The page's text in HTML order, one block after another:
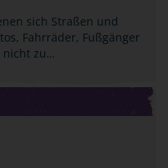
sich Straßen und
Fahrräder, Fußgänger
nicht zu…